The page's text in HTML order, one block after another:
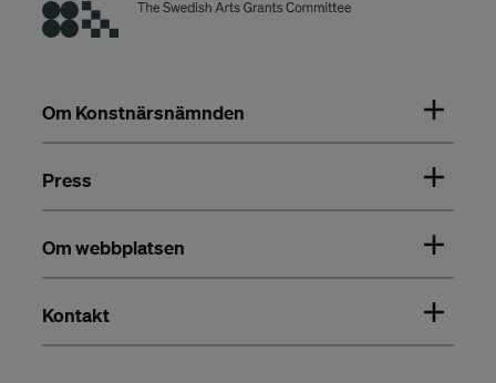
Om Konstnärsnämnden
Press
Om webbplatsen
Kontakt